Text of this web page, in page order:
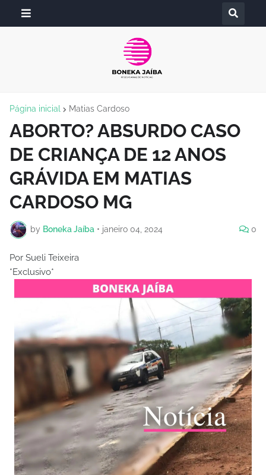
Página inicial Matias Cardoso
ABORTO? ABSURDO CASO
DE CRIANÇA DE 12 ANOS
GRÁVIDA EM MATIAS
CARDOSO MG
by Boneka Jaíba • janeiro 04, 2024 0
Por Sueli Teixeira
*Exclusivo*